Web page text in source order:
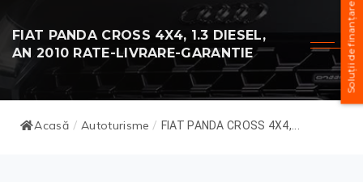
FIAT PANDA CROSS 4X4, 1.3 DIESEL,
AN 2010 RATE-LIVRARE-GARANTIE
Acasă / Autoturisme / FIAT PANDA CROSS 4X4,...
Soluții de finanțare